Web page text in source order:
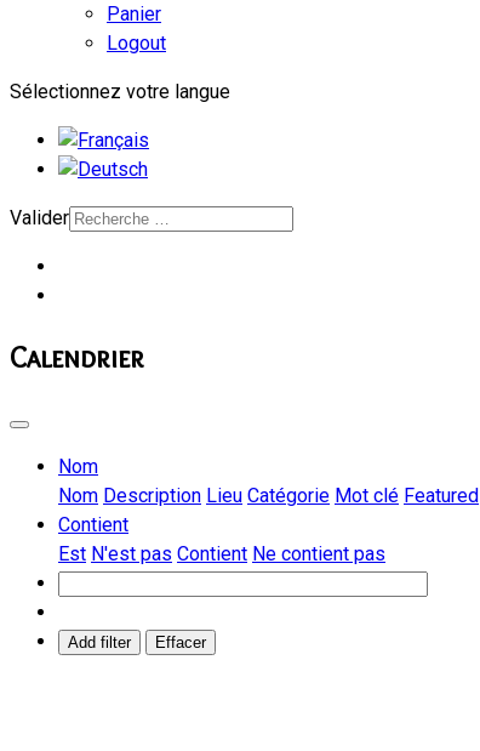
Panier
Logout
Sélectionnez votre langue
Valider
Calendrier
Nom
Nom Description Lieu Catégorie Mot clé Featured
Contient
Est N'est pas Contient Ne contient pas
Add filter Effacer